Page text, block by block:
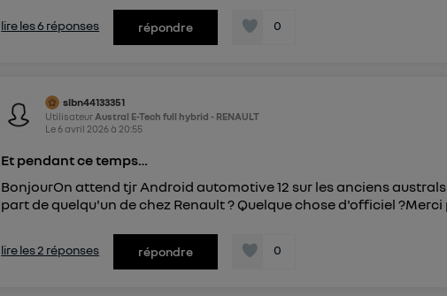
lire les 6 réponses répondre 0
slbn44133351
Utilisateur Austral E-Tech full hybrid - RENAULT
Le6 avril 2026à 20:55
Et pendant ce temps…
BonjourOn attend tjr Android automotive 12 sur les anciens
part de quelqu'un de chez Renault ? Quelque chose d'officiel
lire les 2 réponses répondre 0